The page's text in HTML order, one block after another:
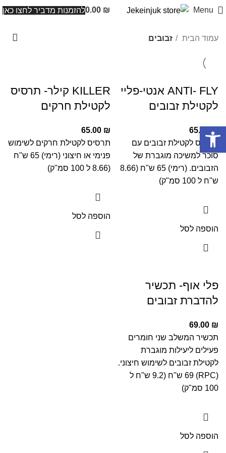
Menu
0.00 ₪ להזמנות מדביר לחצו כאן
עמוד הבית זבובים
ANTI- FLY אנטי-פליי
לקטילת זבובים
65.00 ₪
תרסיס לקטילת זבובים עם
סוכר למשיכה מוגברת של
הזבובים. (רימי) 65 ש"ח (8.66
ש"ח ל 100 סמ"ק)
הוספה לסל
KILLER קילר- תרסיס
לקטילת חרקים
65.00 ₪
תרסיס לקטילת חרקים לשימוש
פנימי או חיצוני (רימי) 65 ש"ח
(8.66 ל 100 סמ"ק)
הוספה לסל
פלי אוף- תכשיר
להדברת זבובים
69.00 ₪
תכשיר המשלב שני חומרים
פעילים ליעילות מוגברת
לקטילת זבובים לשימוש חיצוני.
(RPC) 69 ש"ח (9.2 ש"ח ל
100 סמ"ק)
הוספה לסל
פתח סרגל נגישות